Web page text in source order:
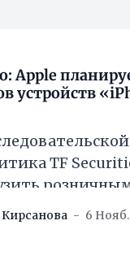
Apple
устройств
TF
млн единиц6 Нояб.